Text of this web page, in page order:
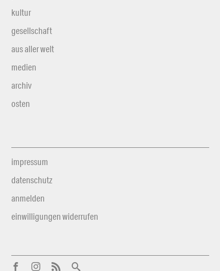
kultur
gesellschaft
aus aller welt
medien
archiv
osten
impressum
datenschutz
anmelden
einwilligungen widerrufen